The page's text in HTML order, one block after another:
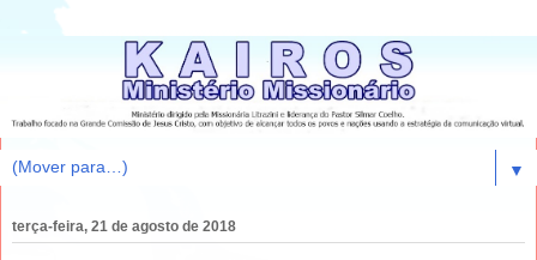
▼
terça-feira, 21 de agosto de 2018